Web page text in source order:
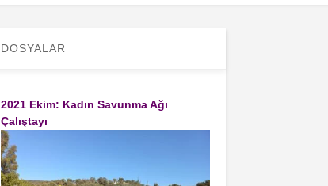
DOSYALAR
2021 Ekim: Kadın Savunma Ağı
Çalıştayı